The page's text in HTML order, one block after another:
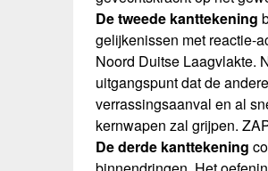
De tweede kanttekening
gelijkenissen met reactie-
Noord Duitse Laagvlakte.
uitgangspunt dat de
verrassingsaanval en al
kernwapen zal grijpen.
De derde kanttekening